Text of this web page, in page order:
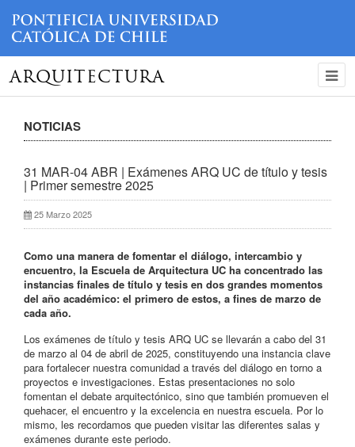
ARQUITECTURA
NOTICIAS
31 MAR-04 ABR | Exámenes ARQ UC de título y tesis
| Primer semestre 2025
25 Marzo 2025
Como una manera de fomentar el diálogo, intercambio y
encuentro, la Escuela de Arquitectura UC ha concentrado las
instancias finales de título y tesis en dos grandes momentos
del año académico: el primero de estos, a fines de marzo de
cada año.
Los exámenes de título y tesis ARQ UC se llevarán a cabo del 31
de marzo al 04 de abril de 2025, constituyendo una instancia clave
para fortalecer nuestra comunidad a través del diálogo en torno a
proyectos e investigaciones. Estas presentaciones no solo
fomentan el debate arquitectónico, sino que también promueven el
quehacer, el encuentro y la excelencia en nuestra escuela. Por lo
mismo, les recordamos que pueden visitar las diferentes salas y
exámenes durante este periodo.